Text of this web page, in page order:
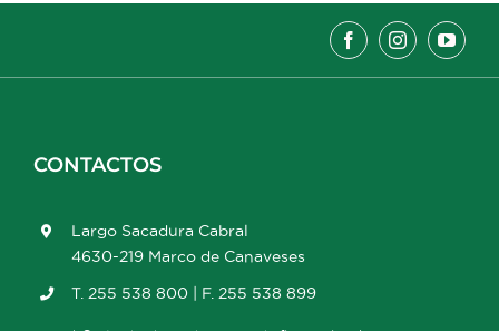
CONTACTOS
Largo Sacadura Cabral
4630-219 Marco de Canaveses
T. 255 538 800 | F. 255 538 899